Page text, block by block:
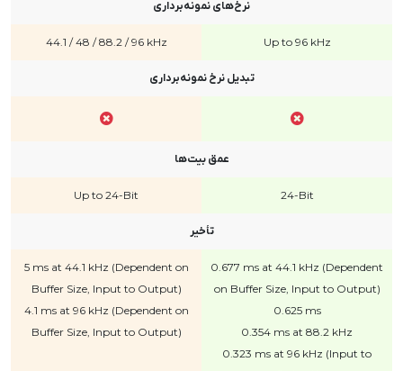
نرخ‌های نمونه‌برداری
Up to 96 kHz
44.1 / 48 / 88.2 / 96 kHz
تبدیل نرخ نمونه‌برداری
عمق بیت‌ها
24-Bit
Up to 24-Bit
تأخیر
0.677 ms at 44.1 kHz (Dependent
on Buffer Size, Input to Output)
0.625 ms
0.354 ms at 88.2 kHz
0.323 ms at 96 kHz (Input to
5 ms at 44.1 kHz (Dependent on
Buffer Size, Input to Output)
4.1 ms at 96 kHz (Dependent on
Buffer Size, Input to Output)